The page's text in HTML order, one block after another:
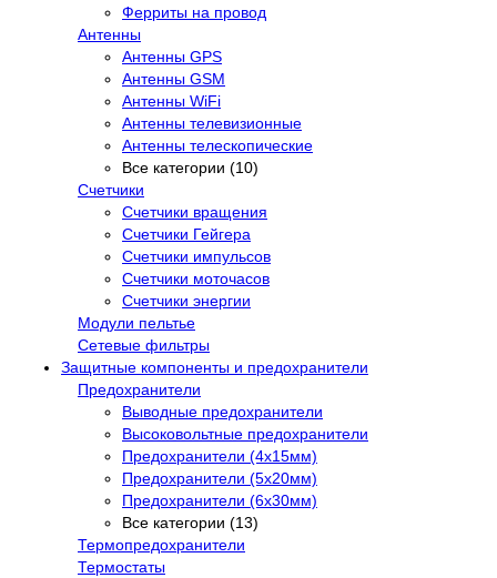
Ферриты на провод
Антенны
Антенны GPS
Антенны GSM
Антенны WiFi
Антенны телевизионные
Антенны телескопические
Все категории (10)
Счетчики
Счетчики вращения
Счетчики Гейгера
Счетчики импульсов
Счетчики моточасов
Счетчики энергии
Модули пельтье
Сетевые фильтры
Защитные компоненты и предохранители
Предохранители
Выводные предохранители
Высоковольтные предохранители
Предохранители (4х15мм)
Предохранители (5х20мм)
Предохранители (6х30мм)
Все категории (13)
Термопредохранители
Термостаты